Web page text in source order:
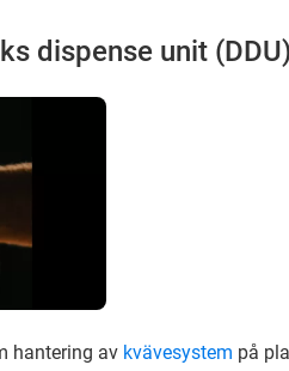
dispense unit (DDU)
hantering av kvävesystem på